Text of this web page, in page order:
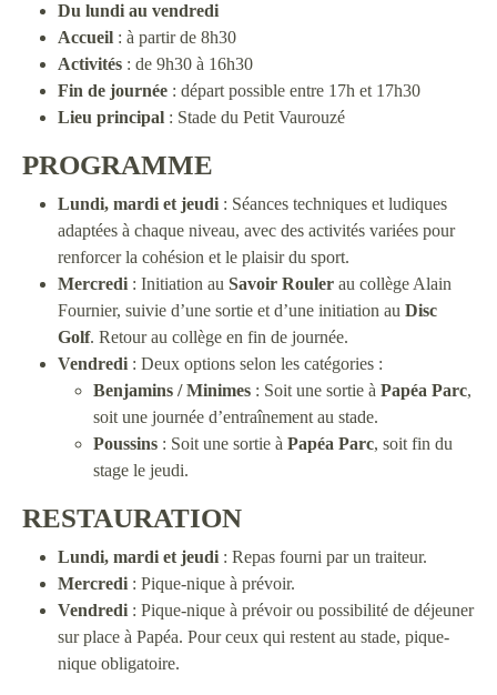
Du lundi au vendredi
Accueil : à partir de 8h30
Activités : de 9h30 à 16h30
Fin de journée : départ possible entre 17h et 17h30
Lieu principal : Stade du Petit Vaurouzé
PROGRAMME
Lundi, mardi et jeudi : Séances techniques et ludiques
adaptées à chaque niveau, avec des activités variées pour
renforcer la cohésion et le plaisir du sport.
Mercredi : Initiation au Savoir Rouler au collège Alain
Fournier, suivie d’une sortie et d’une initiation au Disc
Golf. Retour au collège en fin de journée.
Vendredi : Deux options selon les catégories :
Benjamins / Minimes : Soit une sortie à Papéa Parc,
soit une journée d’entraînement au stade.
Poussins : Soit une sortie à Papéa Parc, soit fin du
stage le jeudi.
RESTAURATION
Lundi, mardi et jeudi : Repas fourni par un traiteur.
Mercredi : Pique-nique à prévoir.
Vendredi : Pique-nique à prévoir ou possibilité de déjeuner
sur place à Papéa. Pour ceux qui restent au stade, pique-
nique obligatoire.